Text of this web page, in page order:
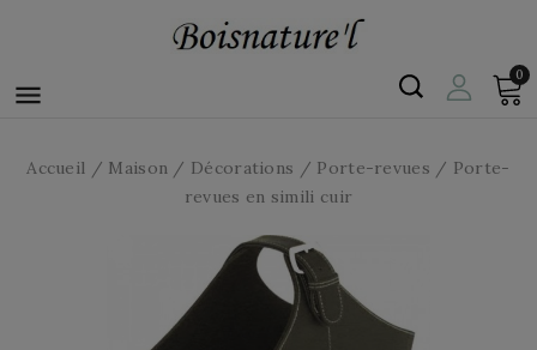

0
Accueil Maison Décorations Porte-revues
Porte-
revues en simili cuir